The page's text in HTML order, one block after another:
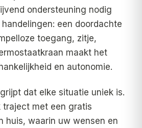
ondersteuning nodig
een doordachte
toegang, zitje,
maakt het
en autonomie.
dat elke situatie uniek is.
traject met een gratis
huis, waarin uw wensen en